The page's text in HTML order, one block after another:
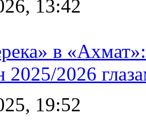
13:42
в
2025/2026
19:52